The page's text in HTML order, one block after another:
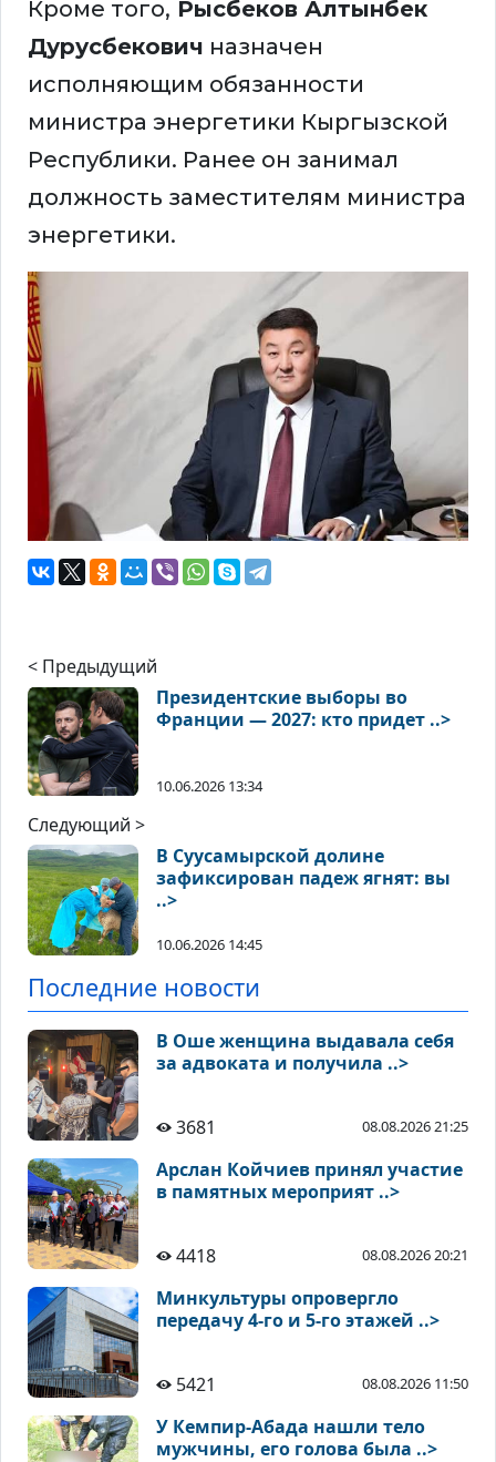
Кроме того, Рысбеков Алтынбек
Дурусбекович назначен
исполняющим обязанности
министра энергетики Кыргызской
Республики. Ранее он занимал
должность заместителям министра
энергетики.
< Предыдущий
Президентские выборы во
Франции — 2027: кто придет ..>
10.06.2026 13:34
Следующий >
В Суусамырской долине
зафиксирован падеж ягнят: вы
..>
10.06.2026 14:45
Последние новости
В Оше женщина выдавала себя
за адвоката и получила ..>
3681 08.08.2026 21:25
Арслан Койчиев принял участие
в памятных мероприят ..>
4418 08.08.2026 20:21
Минкультуры опровергло
передачу 4-го и 5-го этажей ..>
5421 08.08.2026 11:50
У Кемпир-Абада нашли тело
мужчины, его голова была ..>